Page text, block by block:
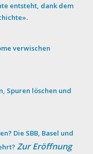
entsteht, dank dem
verwischen
Spuren löschen und
Die SBB, Basel und
Zur Eröffnung